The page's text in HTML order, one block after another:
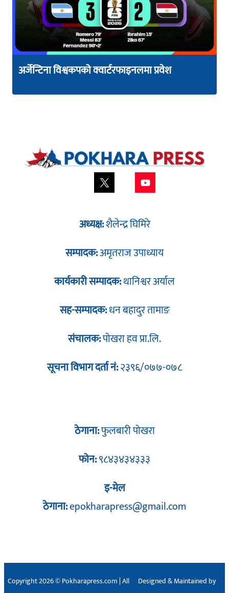
अर्जेन्टिना विश्वकपको क्वार्टरफाइनलमा प्रवेश
अध्यक्ष:शैलेन्द्र घिमिरे
सम्पादक:अमृतराज उपाध्याय
कार्यकारी सम्पादक:थानिश्वर अर्याल
सह-सम्पादक:धन बहादुर तामाङ
संचालक:पोखरा हव प्रा.लि.
सूचना विभाग दर्ता नं:२३९६/०७७-०७८
ठेगाना:फुलबारी पोखरा
फोन:९८४३४३४३३३
इ-मेल
ठेगाना:epokharapress@gmail.com
Copyright 2026 © Pokharapress.com | All Designed & Maintained by